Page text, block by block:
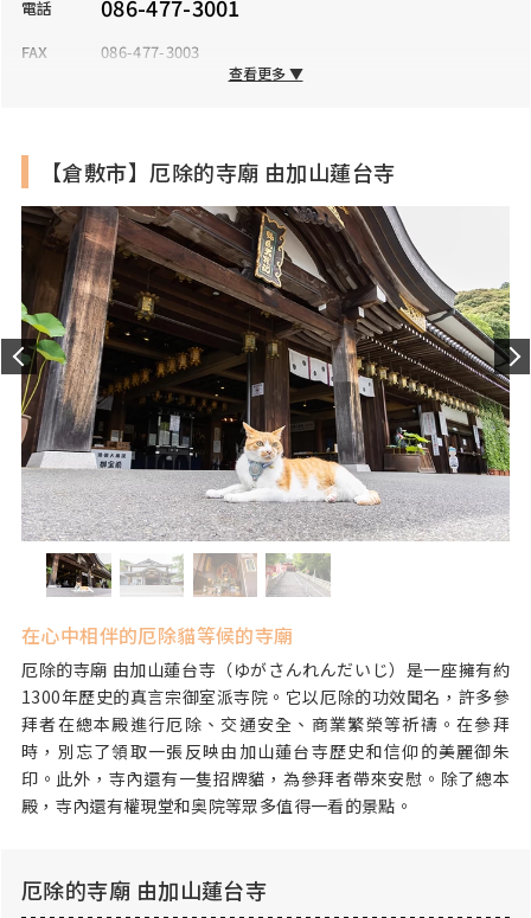
電話
086-477-3001
FAX
086-477-3003
公休日
全年無休
停車場
有
查看更多 ▼
【倉敷市】厄除的寺廟 由加山蓮台寺
在心中相伴的厄除貓等候的寺廟
厄除的寺廟 由加山蓮台寺（ゆがさんれんだいじ）是一座擁有約
1300年歷史的真言宗御室派寺院。它以厄除的功效聞名，許多參
拜者在總本殿進行厄除、交通安全、商業繁榮等祈禱。在參拜
時，別忘了領取一張反映由加山蓮台寺歷史和信仰的美麗御朱
印。此外，寺內還有一隻招牌貓，為參拜者帶來安慰。除了總本
殿，寺內還有權現堂和奥院等眾多值得一看的景點。
厄除的寺廟 由加山蓮台寺